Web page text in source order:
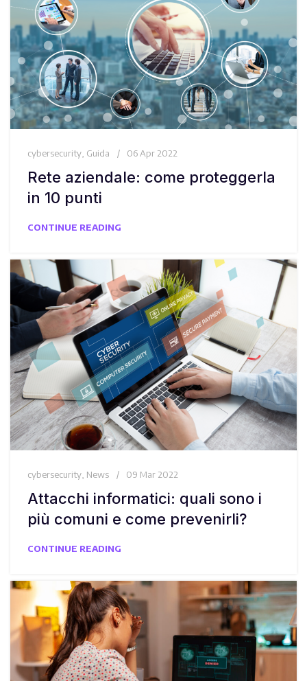
cybersecurity Guida 06 Apr 2022
Rete aziendale: come proteggerla
in 10 punti
CONTINUE READING
cybersecurity News 09 Mar 2022
Attacchi informatici: quali sono i
più comuni e come prevenirli?
CONTINUE READING